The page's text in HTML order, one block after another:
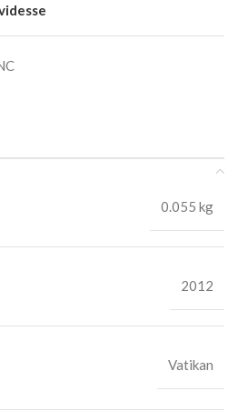
0.055 kg
2012
Vatikan